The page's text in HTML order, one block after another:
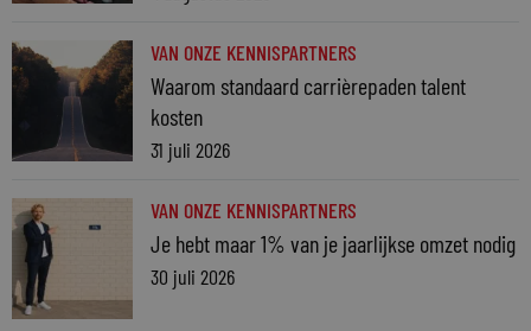
VAN ONZE KENNISPARTNERS
Waarom standaard carrièrepaden talent
kosten
31 juli 2026
VAN ONZE KENNISPARTNERS
Je hebt maar 1% van je jaarlijkse omzet nodig
30 juli 2026